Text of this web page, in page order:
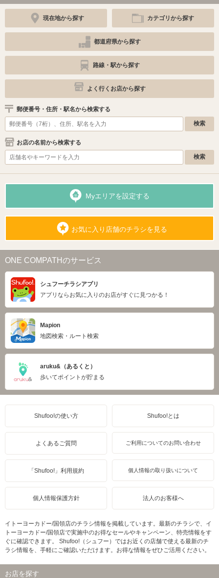
現在地から探す カテゴリから探す
都道府県から探す
路線・駅から探す
よく行くお店から探す
郵便番号・住所・駅名から検索する
お店の名前から検索する
Myエリアを設定する
お気に入り店舗のチラシを見る
ONE COMPATHのサービス
シュフーチラシアプリ
アプリならお気に入りのお店がすぐに見つかる！
Mapion
地図検索・ルート検索
aruku&（あるくと）
歩いてポイントが貯まる
Shufoo!の使い方 Shufoo!とは
よくあるご質問 ご利用についてのお問い合わせ
「Shufoo!」利用規約 個人情報の取り扱いについて
個人情報保護方針 法人のお客様へ
イトーヨーカドー/国領店のチラシ情報を掲載しています。最新のチラシで、イ
トーヨーカドー/国領店で実施中のお得なセールやキャンペーン、特売情報をす
ぐに確認できます。 Shufoo!（シュフー）ではお近くの店舗で使える最新のチ
ラシ情報を、手軽にご確認いただけます。お得な情報をぜひご活用ください。
お店を探す